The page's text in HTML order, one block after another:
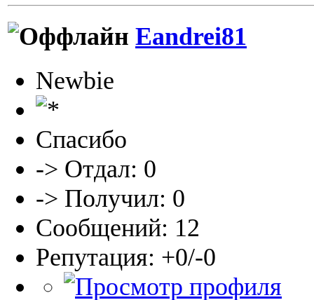
Eandrei81
Newbie
Спасибо
-> Отдал: 0
-> Получил: 0
Сообщений: 12
Репутация: +0/-0